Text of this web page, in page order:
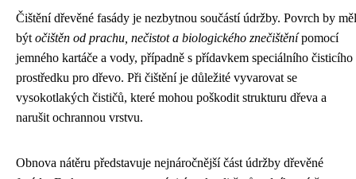
Čištění dřevěné fasády je nezbytnou součástí údržby. Povrch by měl
být očištěn od prachu, nečistot a biologického znečištěnípomocí
jemného kartáče a vody, případně s přídavkem speciálního čisticího
prostředku pro dřevo. Při čištění je důležité vyvarovat se
vysokotlakých čističů, které mohou poškodit strukturu dřeva a
narušit ochrannou vrstvu.
Obnova nátěru představuje nejnáročnější část údržby dřevěné